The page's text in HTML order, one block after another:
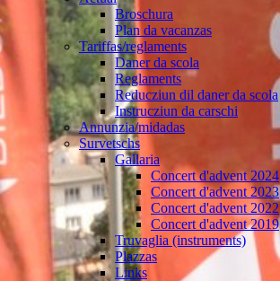
Broschura
Plan da vacanzas
Tariffas/reglaments
Daner da scola
Reglaments
Reducziun dil daner da scola
Instrucziun da carschi
Annunzia/midadas
Survetschs
Gallaria
Concert d'advent 2024
Concert d'advent 2023
Concert d'advent 2022
Concert d'advent 2019
Truvaglia (instruments)
Plazzas
Links